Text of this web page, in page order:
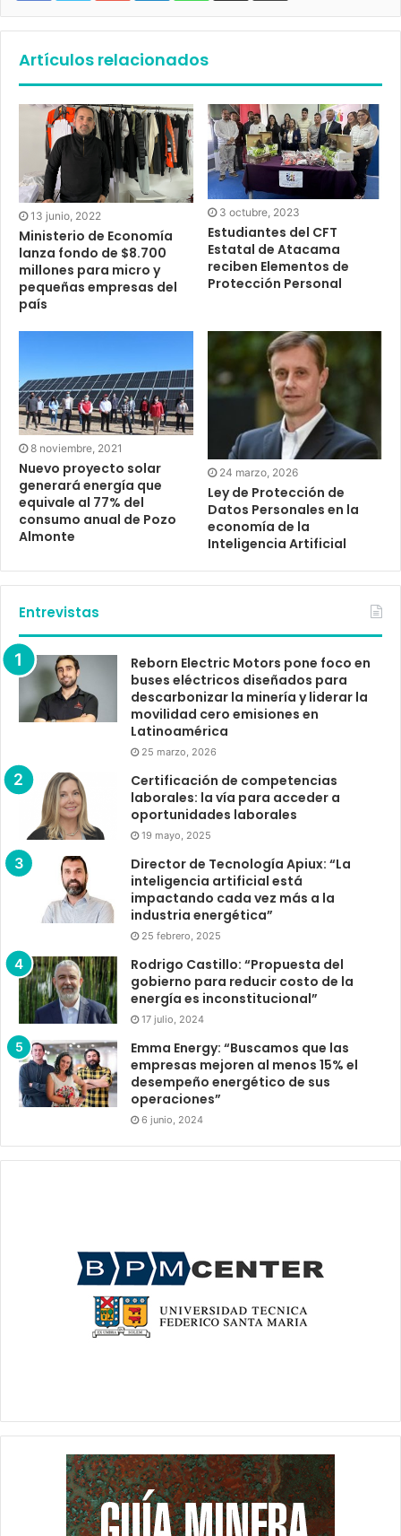
Artículos relacionados
13 junio, 2022
Ministerio de Economía
lanza fondo de $8.700
millones para micro y
pequeñas empresas del
país
3 octubre, 2023
Estudiantes del CFT
Estatal de Atacama
reciben Elementos de
Protección Personal
8 noviembre, 2021
Nuevo proyecto solar
generará energía que
equivale al 77% del
consumo anual de Pozo
Almonte
24 marzo, 2026
Ley de Protección de
Datos Personales en la
economía de la
Inteligencia Artificial
Entrevistas
Reborn Electric Motors pone foco en
buses eléctricos diseñados para
descarbonizar la minería y liderar la
movilidad cero emisiones en
Latinoamérica
25 marzo, 2026
Certificación de competencias
laborales: la vía para acceder a
oportunidades laborales
19 mayo, 2025
Director de Tecnología Apiux: “La
inteligencia artificial está
impactando cada vez más a la
industria energética”
25 febrero, 2025
Rodrigo Castillo: “Propuesta del
gobierno para reducir costo de la
energía es inconstitucional”
17 julio, 2024
Emma Energy: “Buscamos que las
empresas mejoren al menos 15% el
desempeño energético de sus
operaciones”
6 junio, 2024